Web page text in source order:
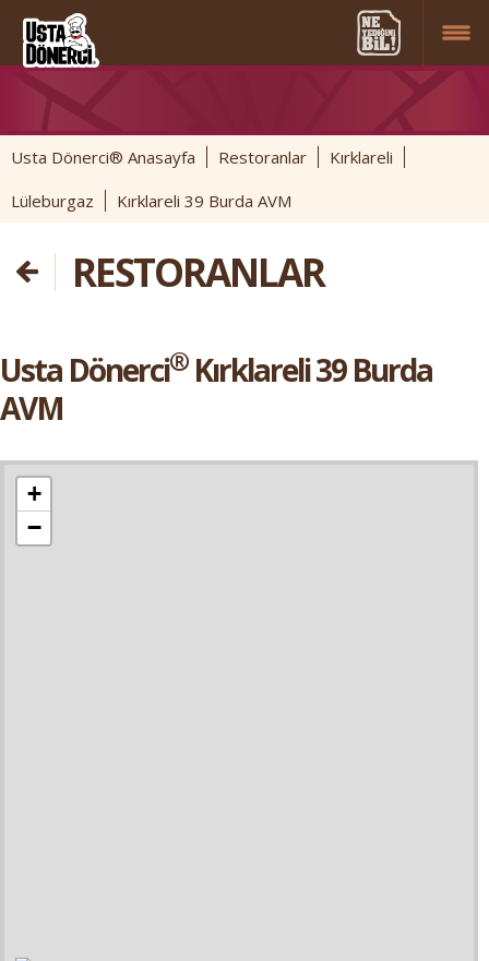
Usta Dönerci® Anasayfa Restoranlar
Kırklareli
Lüleburgaz
Kırklareli 39 Burda AVM
RESTORANLAR
Usta Dönerci®Kırklareli 39 Burda
AVM
+
−